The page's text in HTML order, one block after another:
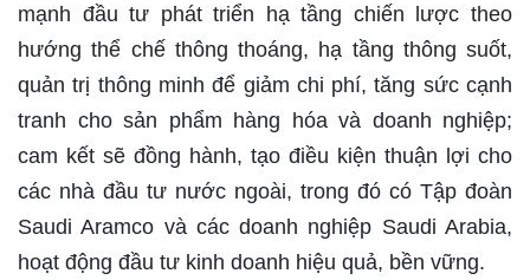
mạnh đầu tư phát triển hạ tầng chiến lược theo
hướng thể chế thông thoáng, hạ tầng thông suốt,
quản trị thông minh để giảm chi phí, tăng sức cạnh
tranh cho sản phẩm hàng hóa và doanh nghiệp;
cam kết sẽ đồng hành, tạo điều kiện thuận lợi cho
các nhà đầu tư nước ngoài, trong đó có Tập đoàn
Saudi Aramco và các doanh nghiệp Saudi Arabia,
hoạt động đầu tư kinh doanh hiệu quả, bền vững.